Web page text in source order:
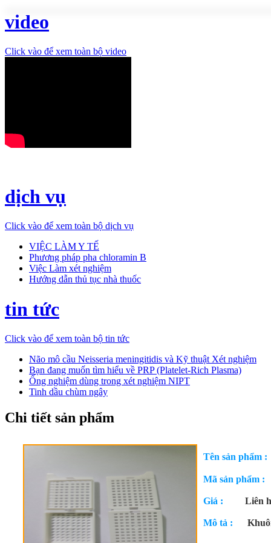
video
Click vào để xem toàn bộ video
dịch vụ
Click vào để xem toàn bộ dịch vụ
VIỆC LÀM Y TẾ
Phương pháp pha chloramin B
Việc Làm xét nghiệm
Hướng dẫn thủ tục nhà thuốc
tin tức
Click vào để xem toàn bộ tin tức
Não mô cầu Neisseria meningitidis và Kỹ thuật Xét nghiệm
Bạn đang muốn tìm hiểu về PRP (Platelet-Rich Plasma)
Ống nghiệm dùng trong xét nghiệm NIPT
Tinh dầu chùm ngây
Chi tiết sản phẩm
Tên sản phẩm
Mã sản
Giá : Liên
Mô tả :